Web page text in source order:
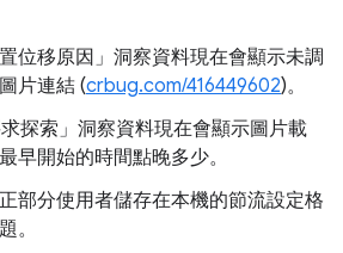
位移原因」 洞察資料現在會顯示未調
片連結 (crbug.com/416449602)。
探索」 洞察資料現在會顯示圖片載
早開始的時間點晚多少。
部分使用者儲存在本機的節流設定格
。